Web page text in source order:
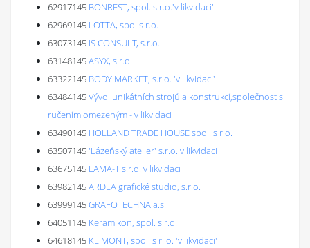
62917145 BONREST, spol. s r.o.'v likvidaci'
62969145 LOTTA, spol.s r.o.
63073145 IS CONSULT, s.r.o.
63148145ASYX, s.r.o.
63322145 BODY MARKET, s.r.o. 'v likvidaci'
63484145Vývoj unikátních strojů a konstrukcí,společnost s
ručením omezeným - v likvidaci
63490145 HOLLAND TRADE HOUSE spol. s r.o.
63507145'Lázeňský atelier' s.r.o. v likvidaci
63675145 LAMA-T s.r.o. v likvidaci
63982145ARDEA grafické studio, s.r.o.
63999145GRAFOTECHNA a.s.
64051145 Keramikon, spol. s r.o.
64618145 KLIMONT, spol. s r. o. 'v likvidaci'